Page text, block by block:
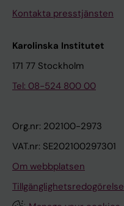
Kontakta presstjänsten
Karolinska Institutet
171 77 Stockholm
Tel: 08-524 800 00
Org.nr: 202100-2973
VAT.nr: SE202100297301
Om webbplatsen
Tillgänglighetsredogörelse